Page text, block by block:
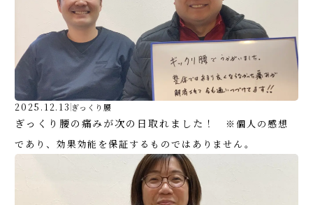
2025.12.13ぎっくり腰
ぎっくり腰の痛みが次の日取れました！
※個人の感想
であり、効果効能を保証するものではありません。